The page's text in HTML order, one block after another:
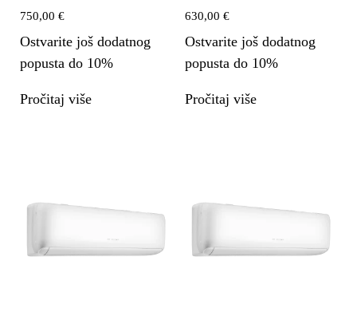
750,00 €
Ostvarite još dodatnog
popusta do 10%
Pročitaj više
630,00 €
Ostvarite još dodatnog
popusta do 10%
Pročitaj više